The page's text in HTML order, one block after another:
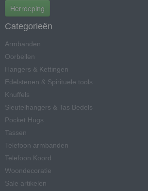
Herroeping
Categorieën
Armbanden
Oorbellen
Hangers & Kettingen
Edelstenen & Spirituele tools
Knuffels
Sleutelhangers & Tas Bedels
Pocket Hugs
Tassen
Telefoon armbanden
Telefoon Koord
Woondecoratie
Sale artikelen